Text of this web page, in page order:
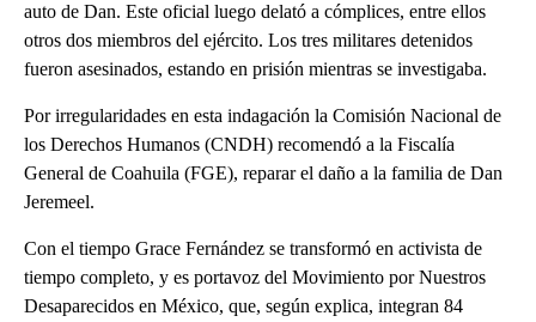
auto de Dan. Este oficial luego delató a cómplices, entre ellos
otros dos miembros del ejército. Los tres militares detenidos
fueron asesinados, estando en prisión mientras se investigaba.
Por irregularidades en esta indagación la Comisión Nacional de
los Derechos Humanos (CNDH) recomendó a la Fiscalía
General de Coahuila (FGE), reparar el daño a la familia de Dan
Jeremeel.
Con el tiempo Grace Fernández se transformó en activista de
tiempo completo, y es portavoz del Movimiento por Nuestros
Desaparecidos en México, que, según explica, integran 84